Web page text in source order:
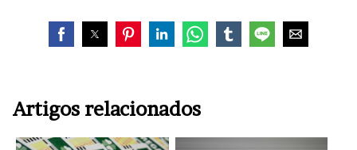
Artigos relacionados